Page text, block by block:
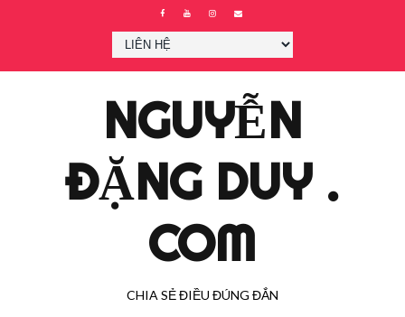
NGUYỄN
ĐẶNG DUY .
COM
CHIA SẺ ĐIỀU ĐÚNG ĐẮN